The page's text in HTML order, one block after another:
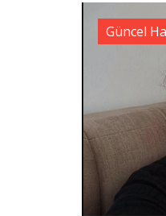
Güncel